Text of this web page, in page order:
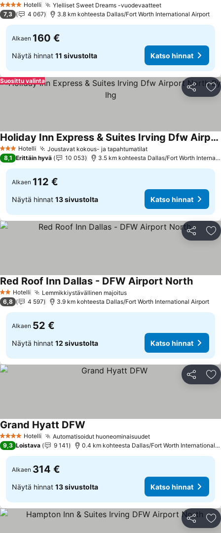
4 Tähtiluokitus
Hotelli Ylelliset Sweet Dreams -vuodevaatteetKatso hinnat
Katso hinnat
7,3 4 067 3.8 km kohteesta Dallas/Fort Worth International Airport
Alkaen 160 €
Näytä hinnat 11 sivustolta Katso hinnat
Jaa
Suosittu valinta
3 Tähtiluokitus
Hotelli Joustavat kokous- ja tapahtumatilatKatso hinnat
Holiday Inn Express & Suites Irving Dfw Airport North By Ihg
Katso hinnat
8,1 Erittäin hyvä 10 053 3.5 km kohteesta Dallas/Fort Worth
Alkaen 112 €
Näytä hinnat 13 sivustolta Katso hinnat
Jaa
2 Tähtiluokitus
Hotelli Lemmikkiystävällinen majoitusKatso hinnat
Red Roof Inn Dallas - DFW Airport NorthKatso
6,8 4 597 3.9 km kohteesta Dallas/Fort Worth International Airport
Alkaen 52 €
Näytä hinnat 12 sivustolta Katso hinnat
Jaa
4 Tähtiluokitus
Hotelli Automatisoidut huoneominaisuudetKatso hinnat
Grand Hyatt DFW
9,3 Loistava 9 141 0.4 km kohteesta Dallas/Fort Worth International
Alkaen 314 €
Näytä hinnat 13 sivustolta Katso hinnat
Jaa